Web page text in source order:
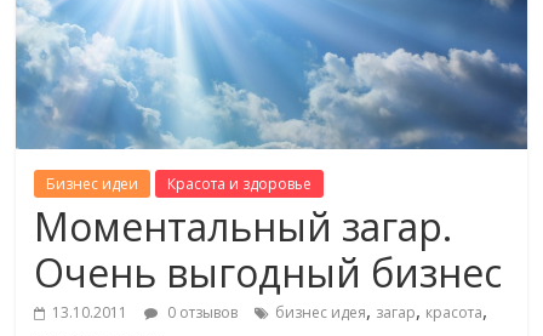
Бизнес идеи Красота и здоровье
Моментальный загар.
Очень выгодный бизнес
13.10.2011 0 отзывов бизнес идея, загар, красота,